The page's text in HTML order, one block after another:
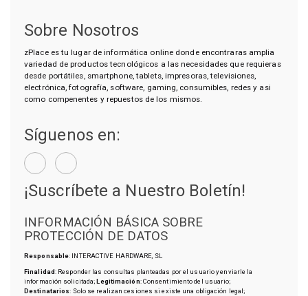
Sobre Nosotros
zPlace es tu lugar de informática online donde encontraras amplia
variedad de productos tecnológicos a las necesidades que requieras
desde portátiles, smartphone, tablets, impresoras, televisiones,
electrónica, fotografía, software, gaming, consumibles, redes y asi
como compenentes y repuestos de los mismos.
Síguenos en:
¡Suscríbete a Nuestro Boletín!
INFORMACIÓN BÁSICA SOBRE
PROTECCIÓN DE DATOS
Responsable: INTERACTIVE HARDWARE, SL
Finalidad: Responder las consultas planteadas por el usuario y enviarle la
información solicitada;Legitimación: Consentimiento del usuario;
Destinatarios: Solo se realizan cesiones si existe una obligación legal;